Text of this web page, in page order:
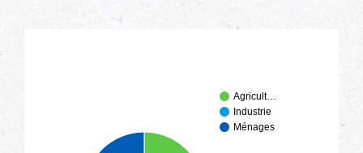
Agricult…
Industrie
Ménages